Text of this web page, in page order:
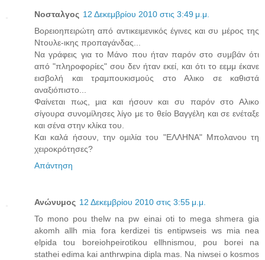
Νοσταλγος 12 Δεκεμβρίου 2010 στις 3:49 μ.μ.
Βορειοηπειρώτη από αντικειμενικός έγινες και συ μέρος της
Ντουλε-ικης προπαγάνδας...
Να γράφεις για το Μάνο που ήταν παρόν στο συμβάν ότι
από "πληροφορίες" σου δεν ήταν εκεί, και ότι το εεμμ έκανε
εισβολή και τραμπουκισμούς στο Αλικο σε καθιστά
αναξιόπιστο...
Φαίνεται πως, μια και ήσουν και συ παρόν στο Αλικο
σίγουρα συνομίλησες λίγο με το θείο Βαγγέλη και σε ενέταξε
και σένα στην κλίκα του.
Και καλά ήσουν, την ομιλία του "ΕΛΛΗΝΑ" Μπολανου τη
χειροκρότησες?
Απάντηση
Ανώνυμος 12 Δεκεμβρίου 2010 στις 3:55 μ.μ.
To mono pou thelw na pw einai oti to mega shmera gia
akomh allh mia fora kerdizei tis entipwseis ws mia nea
elpida tou boreiohpeirotikou ellhnismou, pou borei na
stathei edima kai anthrwpina dipla mas. Na niwsei o kosmos